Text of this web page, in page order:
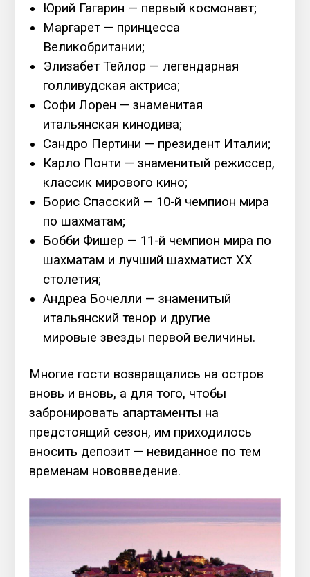
Юрий Гагарин — первый космонавт;
Маргарет — принцесса
Великобритании;
Элизабет Тейлор — легендарная
голливудская актриса;
Софи Лорен — знаменитая
итальянская кинодива;
Сандро Пертини — президент Италии;
Карло Понти — знаменитый режиссер,
классик мирового кино;
Борис Спасский — 10-й чемпион мира
по шахматам;
Бобби Фишер — 11-й чемпион мира по
шахматам и лучший шахматист XX
столетия;
Андреа Бочелли — знаменитый
итальянский тенор и другие
мировые звезды первой величины.
Многие гости возвращались на остров
вновь и вновь, а для того, чтобы
забронировать апартаменты на
предстоящий сезон, им приходилось
вносить депозит — невиданное по тем
временам нововведение.